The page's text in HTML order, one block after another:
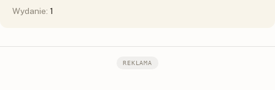
Wydanie: 1
REKLAMA